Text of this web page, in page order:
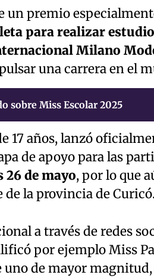
un premio
para realizar
Milano
una carrera en el
sobre Miss Escolar 2025
17 años, lanzó
de apoyo para las
de mayo, por lo que
de la provincia de Curicó.
a través de redes
por ejemplo Miss
uno de mayor